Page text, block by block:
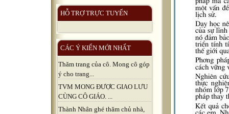
HỖ TRỢ TRỰC TUYẾN
CÁC Ý KIẾN MỚI NHẤT
Thăm trang của cô. Mong cô góp
ý cho trang...
TVM MONG ĐƯỢC GIAO LƯU
CÙNG CÔ GIÁO. ...
Thành Nhân ghé thăm chủ nhà,